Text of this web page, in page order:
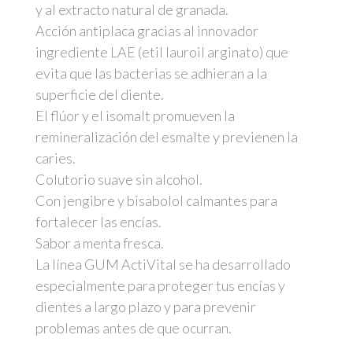
y al extracto natural de granada.
Acción antiplaca gracias al innovador
ingrediente LAE (etil lauroil arginato) que
evita que las bacterias se adhieran a la
superficie del diente.
El flúor y el isomalt promueven la
remineralización del esmalte y previenen la
caries.
Colutorio suave sin alcohol.
Con jengibre y bisabolol calmantes para
fortalecer las encías.
Sabor a menta fresca.
La línea GUM ActiVital se ha desarrollado
especialmente para proteger tus encías y
dientes a largo plazo y para prevenir
problemas antes de que ocurran.